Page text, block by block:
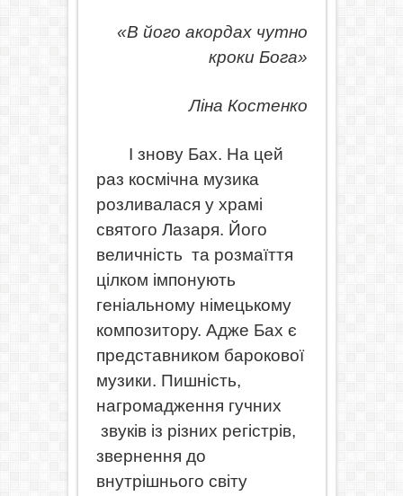
«В його акордах чутно
кроки Бога»
Ліна Костенко
І знову Бах. На цей
раз космічна музика
розливалася у храмі
святого Лазаря. Його
величність та розмаїття
цілком імпонують
геніальному німецькому
композитору. Адже Бах є
представником барокової
музики. Пишність,
нагромадження гучних
звуків із різних регістрів,
звернення до
внутрішнього світу